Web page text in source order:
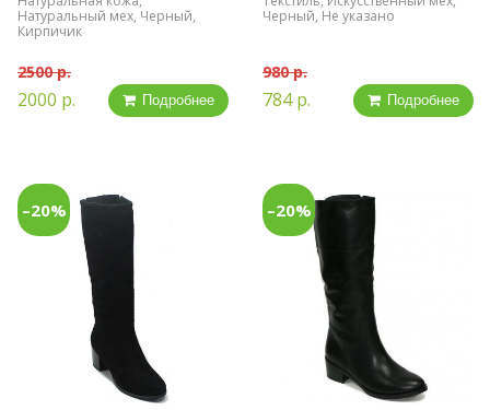
Натуральный мех, Черный,
Кирпичик
2500 р.
2000 р. Подробнее
Черный, Не указано
980 р.
784 р. Подробнее
–20% –20%